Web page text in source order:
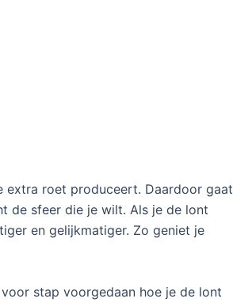
extra roet produceert. Daardoor gaat
de sfeer die je wilt. Als je de lont
en gelijkmatiger. Zo geniet je
stap voorgedaan hoe je de lont